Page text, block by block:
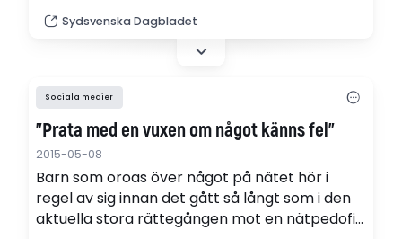
grälade på Twitter.
Sydsvenska Dagbladet
Sociala medier
"Prata med en vuxen om något känns fel"
2015-05-08
Barn som oroas över något på nätet hör i
regel av sig innan det gått så långt som i den
aktuella stora rättegången mot en nätpedofil